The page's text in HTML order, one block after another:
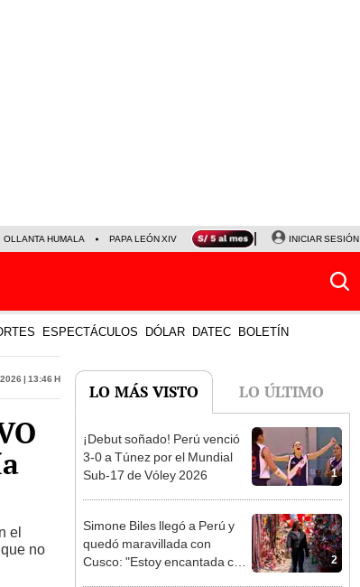
OLLANTA HUMALA PAPA LEÓN XIV NALDY SALDAÑA LA BELLA LUZ
INICIAR SESIÓN
ESPECTÁCULOS DÓLAR DATEC BOLETÍN
| 13:46 h
el
no
LO MÁS VISTO LO ÚLTIMO
1
¡Debut soñado! Perú venció
3-0 a Túnez por el Mundial
Sub-17 de Vóley 2026
2
Simone Biles llegó a Perú y
quedó maravillada con
Cusco: "Estoy encantada con